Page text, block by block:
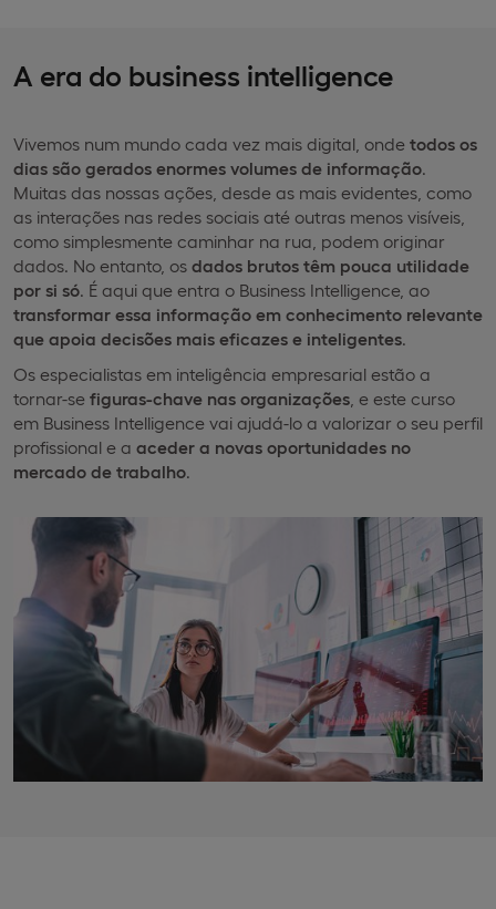
A era do business intelligence
Vivemos num mundo cada vez mais digital, onde todos os
dias são gerados enormes volumes de informação.
Muitas das nossas ações, desde as mais evidentes, como
as interações nas redes sociais até outras menos visíveis,
como simplesmente caminhar na rua, podem originar
dados. No entanto, os dados brutos têm pouca utilidade
por si só. É aqui que entra o Business Intelligence, ao
transformar essa informação em conhecimento relevante
que apoia decisões mais eficazes e inteligentes.
Os especialistas em inteligência empresarial estão a
tornar-se figuras-chave nas organizações , e este curso
em Business Intelligence vai ajudá-lo a valorizar o seu perfil
profissional e a aceder a novas oportunidades no
mercado de trabalho.